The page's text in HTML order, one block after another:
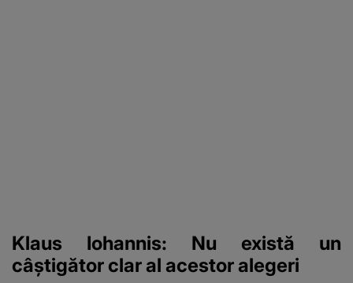
Klaus Iohannis: Nu există un
câștigător clar al acestor alegeri